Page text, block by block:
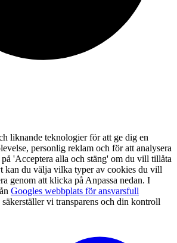
liknande teknologier för att ge dig en
personlig reklam och för att analysera
'Acceptera alla och stäng' om du vill tillåta
kan du välja vilka typer av cookies du vill
genom att klicka på Anpassa nedan. I
Googles webbplats för ansvarsfull
säkerställer vi transparens och din kontroll